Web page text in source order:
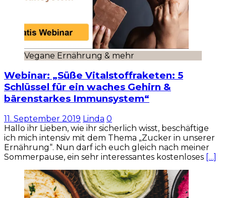
Vegane Ernährung & mehr
Webinar: „Süße Vitalstoffraketen: 5
Schlüssel für ein waches Gehirn &
bärenstarkes Immunsystem“
11. September 2019 Linda 0
Hallo ihr Lieben, wie ihr sicherlich wisst, beschäftige
ich mich intensiv mit dem Thema „Zucker in unserer
Ernährung“. Nun darf ich euch gleich nach meiner
Sommerpause, ein sehr interessantes kostenloses […]